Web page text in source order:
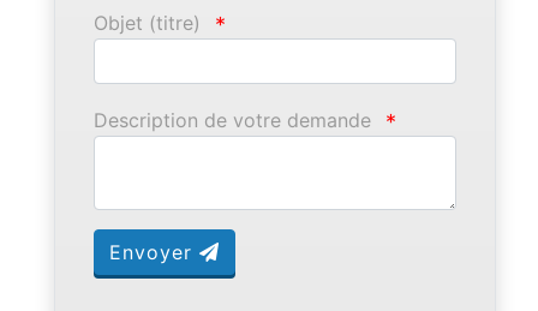
Objet (titre) *
Description de votre demande *
Envoyer